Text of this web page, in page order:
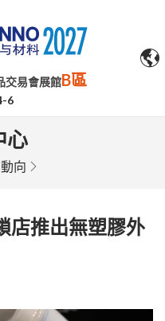
交易會展館B區
6
心
向
店推出無塑膠外